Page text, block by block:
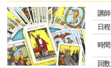
講師
日程
時間
回数